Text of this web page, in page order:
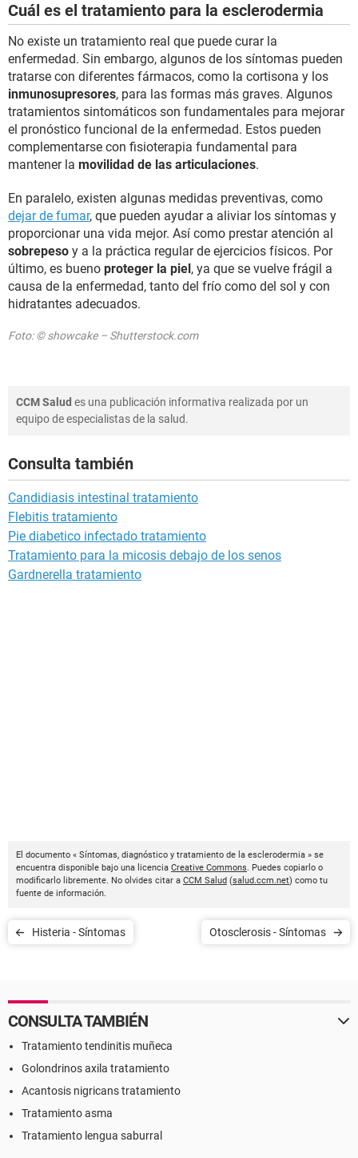
Cuál es el tratamiento para la esclerodermia
No existe un tratamiento real que puede curar la
enfermedad. Sin embargo, algunos de los síntomas pueden
tratarse con diferentes fármacos, como la cortisona y los
inmunosupresores, para las formas más graves. Algunos
tratamientos sintomáticos son fundamentales para mejorar
el pronóstico funcional de la enfermedad. Estos pueden
complementarse con fisioterapia fundamental para
mantener la movilidad de las articulaciones.
En paralelo, existen algunas medidas preventivas, como
dejar de fumar, que pueden ayudar a aliviar los síntomas y
proporcionar una vida mejor. Así como prestar atención al
sobrepeso y a la práctica regular de ejercicios físicos. Por
último, es bueno proteger la piel, ya que se vuelve frágil a
causa de la enfermedad, tanto del frío como del sol y con
hidratantes adecuados.
Foto: © showcake – Shutterstock.com
CCM Salud es una publicación informativa realizada por un
equipo de especialistas de la salud.
Consulta también
Candidiasis intestinal tratamiento
Flebitis tratamiento
Pie diabetico infectado tratamiento
Tratamiento para la micosis debajo de los senos
Gardnerella tratamiento
El documento « Síntomas, diagnóstico y tratamiento de la esclerodermia » se
encuentra disponible bajo una licencia Creative Commons. Puedes copiarlo o
modificarlo libremente. No olvides citar a CCM Salud (salud.ccm.net) como tu
fuente de información.
Histeria - Síntomas Otosclerosis - Síntomas
CONSULTA TAMBIÉN
Tratamiento tendinitis muñeca
Golondrinos axila tratamiento
Acantosis nigricans tratamiento
Tratamiento asma
Tratamiento lengua saburral